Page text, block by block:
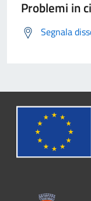
Problemi in
Segnala